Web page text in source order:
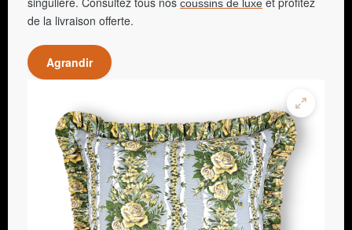
coussins de luxe
de la livraison offerte.
Agrandir